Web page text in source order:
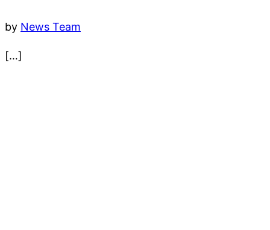
by News Team
[…]